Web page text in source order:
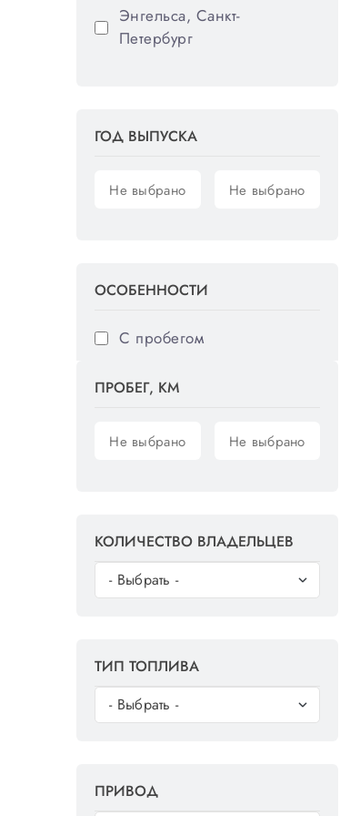
Энгельса, Санкт-
Петербург
ГОД ВЫПУСКА
ОСОБЕННОСТИ
С пробегом
ПРОБЕГ, КМ
КОЛИЧЕСТВО ВЛАДЕЛЬЦЕВ
ТИП ТОПЛИВА
ПРИВОД